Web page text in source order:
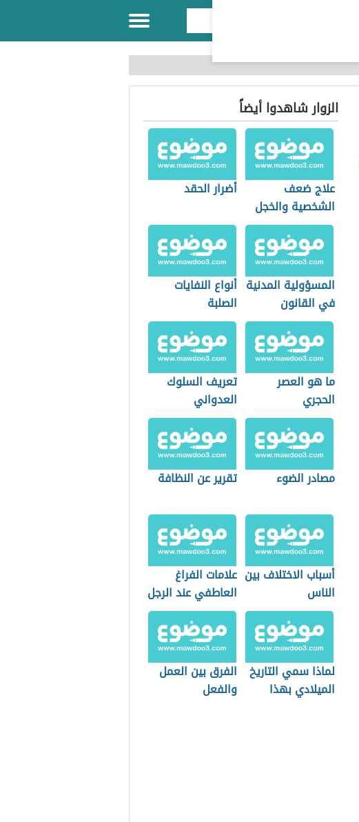
الزوار شاهدوا أيضاً
علاج ضعف
الشخصية والخجل
أضرار الحقد
المسؤولية المدنية
في القانون
الجزائري
أنواع النفايات
الصلبة
ما هو العصر
الحجري
تعريف السلوك
العدواني
مصادر الضوء تقرير عن النظافة
أسباب الاختلاف بين
الناس
علامات الفراغ
العاطفي عند الرجل
لماذا سمي التاريخ
الميلادي بهذا
الفرق بين العمل
والفعل